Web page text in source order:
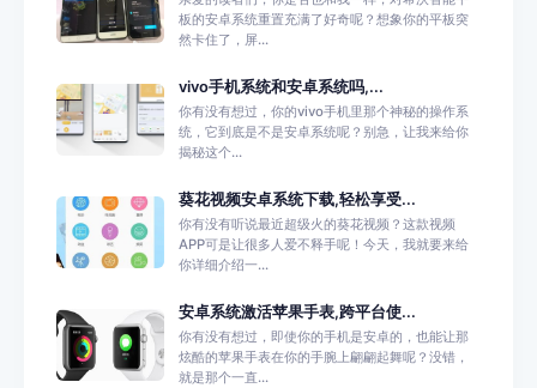
板的安卓系统重置充满了好奇呢？想象你的平板突
然卡住了，屏...
vivo手机系统和安卓系统吗,...
你有没有想过，你的vivo手机里那个神秘的操作系
统，它到底是不是安卓系统呢？别急，让我来给你
揭秘这个...
葵花视频安卓系统下载,轻松享受...
你有没有听说最近超级火的葵花视频？这款视频
APP可是让很多人爱不释手呢！今天，我就要来给
你详细介绍一...
安卓系统激活苹果手表,跨平台使...
你有没有想过，即使你的手机是安卓的，也能让那
炫酷的苹果手表在你的手腕上翩翩起舞呢？没错，
就是那个一直...